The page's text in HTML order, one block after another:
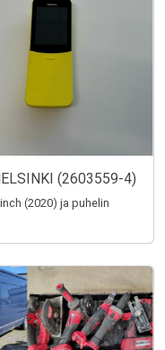
(2603559-4)
(2020) ja puhelin